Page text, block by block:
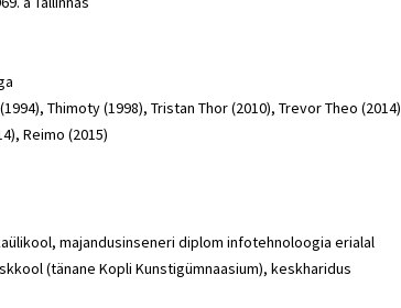
Thimoty (1998), Tristan Thor (2010), Trevor Theo (2014)
Reimo (2015)
majandusinseneri diplom infotehnoloogia erialal
(tänane Kopli Kunstigümnaasium), keskharidus